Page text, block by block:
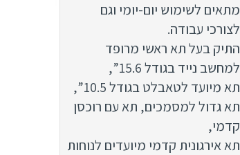
מתאים לשימוש יום-יומי וגם
לצורכי עבודה.
התיק בעל תא ראשי מרופד
למחשב נייד בגודל 15.6’’,
תא מיועד לטאבלט בגודל 10.5’’,
תא גדול למסמכים, תא עם רוכסן
קדמי,
תא אירגונית קדמי מיועדים לנוחות